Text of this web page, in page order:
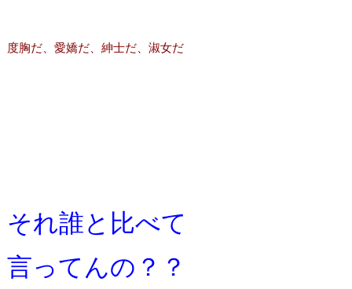
度胸だ、愛嬌だ、紳士だ、淑女だ
それ誰と比べて
言ってんの？？